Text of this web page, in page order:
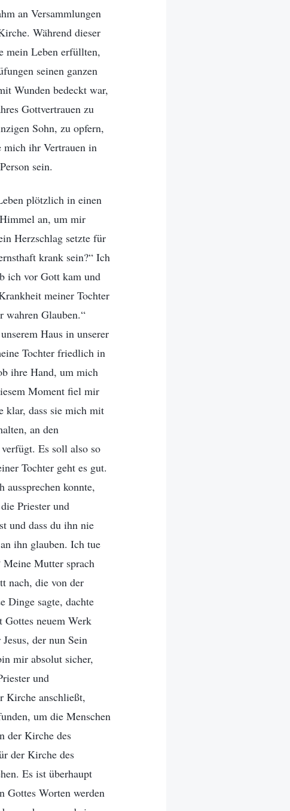
an Versammlungen
Während dieser
mein Leben erfüllten,
seinen ganzen
Wunden bedeckt war,
Gottvertrauen zu
Sohn, zu opfern,
mich ihr Vertrauen in
sein.
plötzlich in einen
an, um mir
Herzschlag setzte für
krank sein?“ Ich
ich vor Gott kam und
meiner Tochter
Glauben.“
Haus in unserer
Tochter friedlich in
ihre Hand, um mich
Moment fiel mir
klar, dass sie mich mit
an den
Es soll also so
Tochter geht es gut.
konnte,
Priester und
und dass du ihn nie
ihn glauben. Ich tue
Meine Mutter sprach
nach, die von der
Dinge sagte, dachte
neuem Werk
der nun Sein
mir absolut sicher,
und
Kirche anschließt,
um die Menschen
der Kirche des
der Kirche des
Es ist überhaupt
Gottes Worten werden